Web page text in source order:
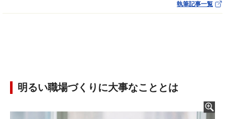
執筆記事一覧
明るい職場づくりに大事なこととは